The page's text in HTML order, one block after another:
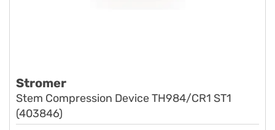
Stromer
Stem Compression Device TH984/CR1 ST1
(403846)